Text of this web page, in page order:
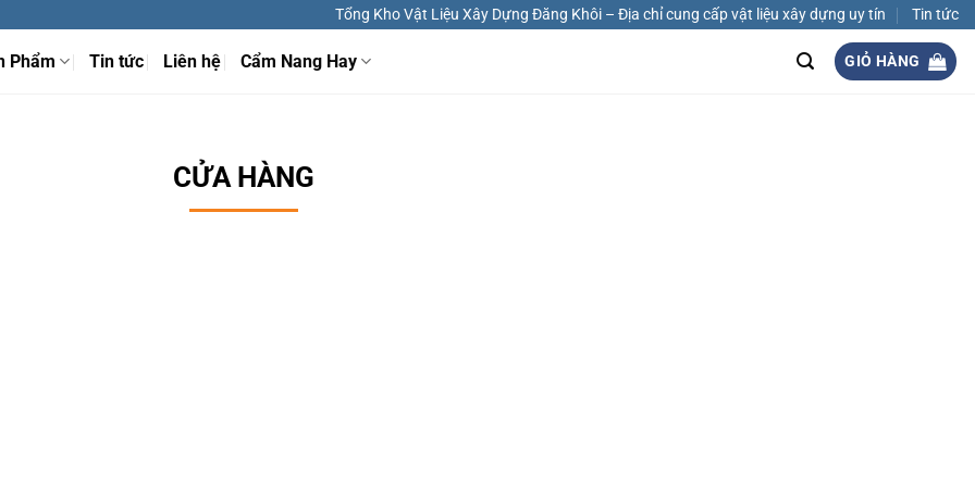
Tổng Kho Vật Liệu Xây Dựng Đăng Khôi – Địa chỉ cung cấp vật liệu xây dựng uy tín Tin tức
Phẩm Tin tức Liên hệ Cẩm Nang Hay GIỎ HÀNG
CỬA HÀNG